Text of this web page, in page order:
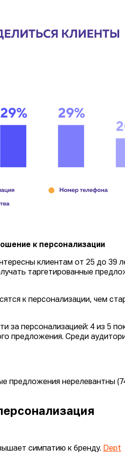
к персонализации
клиентам от 25 до 39
таргетированные
к персонализации, чем
за персонализацией: 4 из 5
предложения. Среди
предложения нерелевантны
симпатию к бренду. Dept